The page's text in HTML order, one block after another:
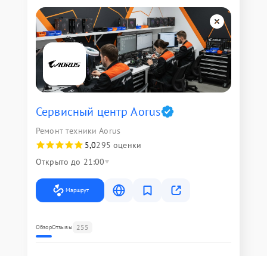
Сервисный центр Aorus
Ремонт техники Aorus
5,0295 оценки
Открыто до 21:00
Маршрут
ОбзорОтзывы 255